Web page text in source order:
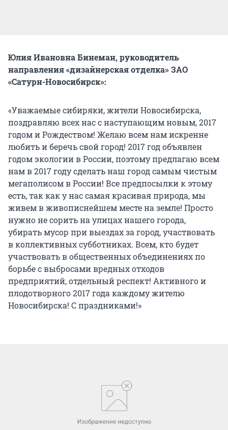
Юлия Ивановна Бинеман, руководитель
направления «дизайнерская отделка» ЗАО
«Сатурн-Новосибирск»:
«Уважаемые сибиряки, жители Новосибирска,
поздравляю всех нас с наступающим новым, 2017
годом и Рождеством! Желаю всем нам искренне
любить и беречь свой город! 2017 год объявлен
годом экологии в России, поэтому предлагаю всем
нам в 2017 году сделать наш город самым чистым
мегаполисом в России! Все предпосылки к этому
есть, так как у нас самая красивая природа, мы
живем в живописнейшем месте на земле! Просто
нужно не сорить на улицах нашего города,
убирать мусор при выездах за город, участвовать
в коллективных субботниках. Всем, кто будет
участвовать в общественных объединениях по
борьбе с выбросами вредных отходов
предприятий, отдельный респект! Активного и
плодотворного 2017 года каждому жителю
Новосибирска! С праздниками!»